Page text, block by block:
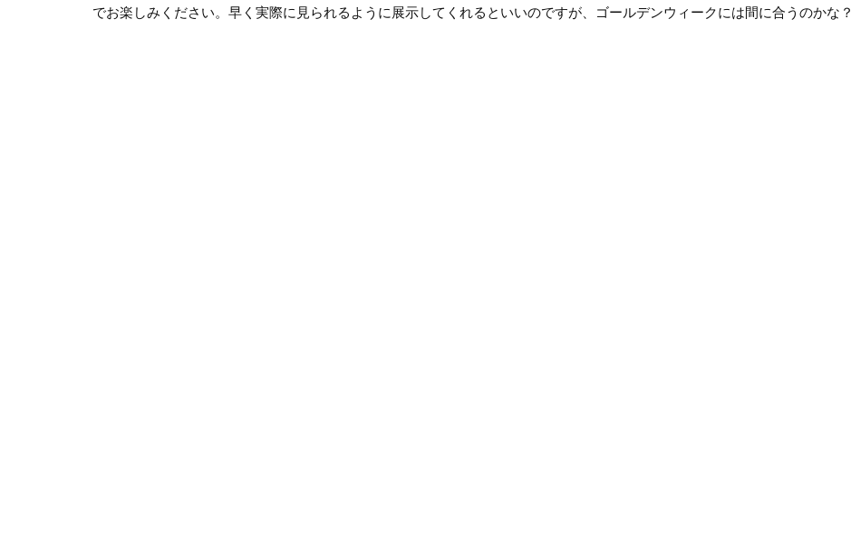
でお楽しみください。早く実際に見られるように展示してくれるといいのですが、ゴールデンウィークには間に合うのかな？